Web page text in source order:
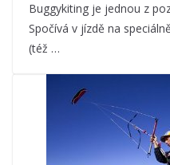
Buggykiting je jednou z
Spočívá v jízdě na
(též …